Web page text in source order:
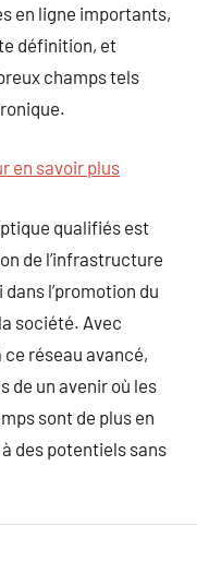
en ligne importants,
définition, et
champs tels
en savoir plus
qualifiés est
de l’infrastructure
l’promotion du
société. Avec
réseau avancé,
de un avenir où les
sont de plus en
des potentiels sans